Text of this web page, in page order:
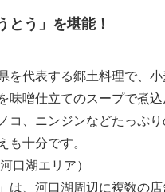
とう」を堪能！
を代表する郷土料理で、小
味噌仕立てのスープで煮
コ、ニンジンなどたっぷり
も十分です。
口湖エリア）
、河口湖周辺に複数の店